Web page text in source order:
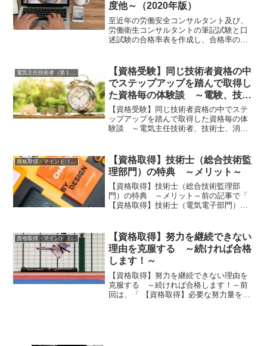
度他～（2020年版）
至近年の労働安全コンサルタント及び、
労働衛生コンサルタントの筆記試験と口
述試験の合格率表を作成し、合格率の推
去問題集 １．筆記試験の受験者と合格率
の推移＜分析・予想＞・労...
【資格受験】同じ技術者資格の中
でステップアップを踏んで取得し
た資格毎の体験談 ～電験、技術
士、消防設備士～
【資格受験】同じ技術者資格の中でステ
ップアップを踏んで取得した資格毎の体
験談 ～電気主任技術者、技術士、消防
で、ステップアップを踏んで取得した資
格と、ステップアップを踏...
資格取得・マインド（共通）
【資格取得】技術士（総合技術監
理部門）の特典 ～メリット～
【資格取得】技術士（総合技術監理部
門）の特典 ～メリット～前の記事で「
【資格取得】技術士（電気電子部門）の
メリット～」について、技術士一般部門
の特典について取り上げ...
資格取得・マインド（共通）
【資格取得】努力を継続できない
理由を克服する ～続ければ合格
します！～
【資格取得】努力を継続できない理由を
克服する ～続ければ合格します！～前
回は、「 【資格取得】必要な努力量を見